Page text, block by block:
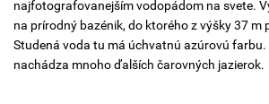
najfotografovanejším vodopádom na svete.
na prírodný bazénik, do ktorého z výšky 37 m
Studená voda tu má úchvatnú azúrovú farbu.
nachádza mnoho ďalších čarovných jazierok.